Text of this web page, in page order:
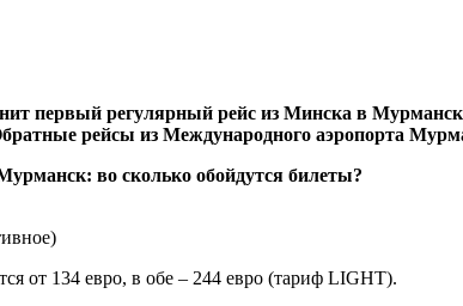
первый регулярный рейс из Минска в
рейсы из Международного аэропорта
от 134 евро, в обе – 244 евро (тариф LIGHT).